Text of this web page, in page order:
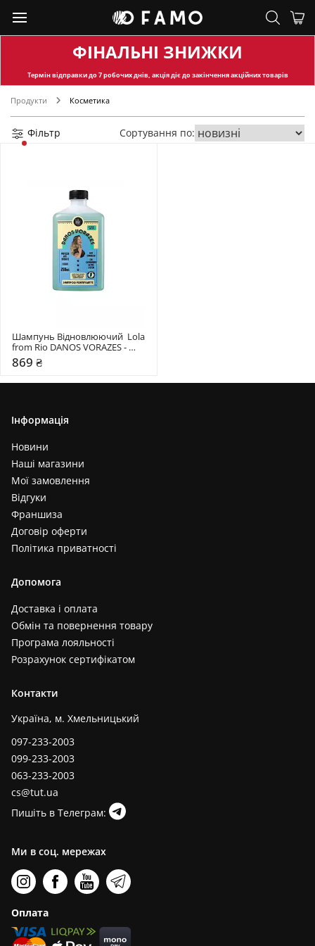
ФІНАЛЬНІ ЗНИЖКИ
Термін відправкидо 7 робочих днів, акція діє до закінчення акційних товарів
Продукти Косметика
Фільтр Сортування по:
Шампунь Відновлюючий  Lola
from Rio DANOS VORAZES -
SHAMPOO FORTIFICANTE
869 ₴
Інформація
Новини
Наші магазини
Мої замовлення
Відгуки
Франшиза
Договір оферти
Політика приватності
Допомога
Доставка і оплата
Обмін та повернення товару
Програма лояльності
Розрахунок сертифікатом
Контакти
Україна, м. Хмельницький
097-233-2003
099-233-2003
063-233-2003
cs@tut.ua
Пишіть в Телеграм:
Ми в соц. мережах
Оплата